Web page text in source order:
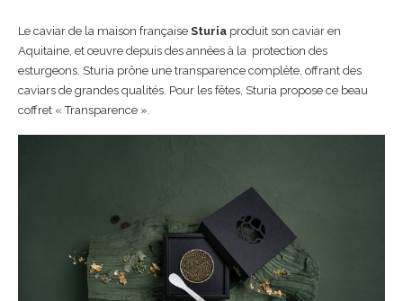
Le caviar de la maison française Sturia produit son caviar en
Aquitaine, et œuvre depuis des années à la protection des
esturgeons. Sturia prône une transparence complète, offrant des
caviars de grandes qualités. Pour les fêtes, Sturia propose ce beau
coffret « Transparence ».